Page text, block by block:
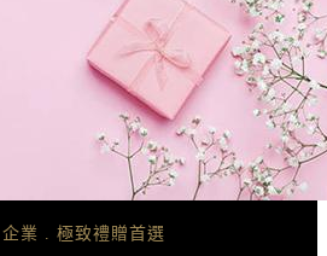
業 . 極致禮贈首選